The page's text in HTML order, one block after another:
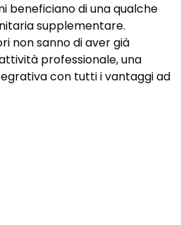
beneficiano di una qualche
supplementare.
non sanno di aver già
professionale, una
con tutti i vantaggi ad